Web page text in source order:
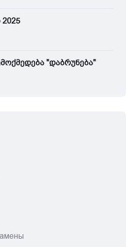
"დაბრუნება"